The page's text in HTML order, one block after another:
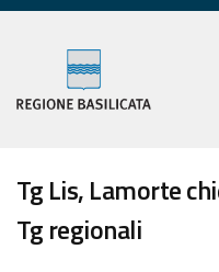
Tg Lis, Lamorte
Tg regionali